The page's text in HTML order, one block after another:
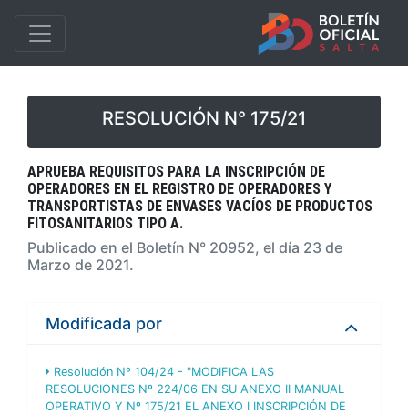
RESOLUCIÓN N° 175/21
APRUEBA REQUISITOS PARA LA INSCRIPCIÓN DE
OPERADORES EN EL REGISTRO DE OPERADORES Y
TRANSPORTISTAS DE ENVASES VACÍOS DE PRODUCTOS
FITOSANITARIOS TIPO A.
Publicado en el Boletín N° 20952, el día 23 de
Marzo de 2021.
Modificada por
Resolución Nº 104/24 - "MODIFICA LAS
RESOLUCIONES Nº 224/06 EN SU ANEXO II MANUAL
OPERATIVO Y Nº 175/21 EL ANEXO I INSCRIPCIÓN DE